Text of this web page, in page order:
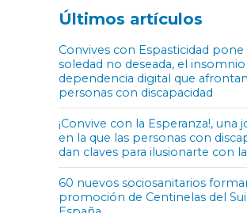
Últimos artículos
Convives con Espasticidad pone
soledad no deseada, el insomnio
dependencia digital que
personas con discapacidad
¡Convive con la Esperanza!, una
en la que las personas con
dan claves para ilusionarte con
60 nuevos sociosanitarios
promoción de Centinelas del